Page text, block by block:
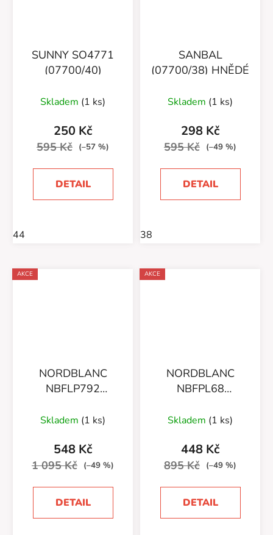
SUNNY SO4771
(07700/40)
Skladem (1 ks)
250 Kč
595 Kč (–57 %)
DETAIL
44
SANBAL
(07700/38) HNĚDÉ
Skladem (1 ks)
298 Kč
595 Kč (–49 %)
DETAIL
38
AKCE
NORDBLANC
NBFLP792
BROWN
Skladem (1 ks)
548 Kč
1 095 Kč (–49 %)
DETAIL
AKCE
NORDBLANC
NBFPL68
Skladem (1 ks)
448 Kč
895 Kč (–49 %)
DETAIL